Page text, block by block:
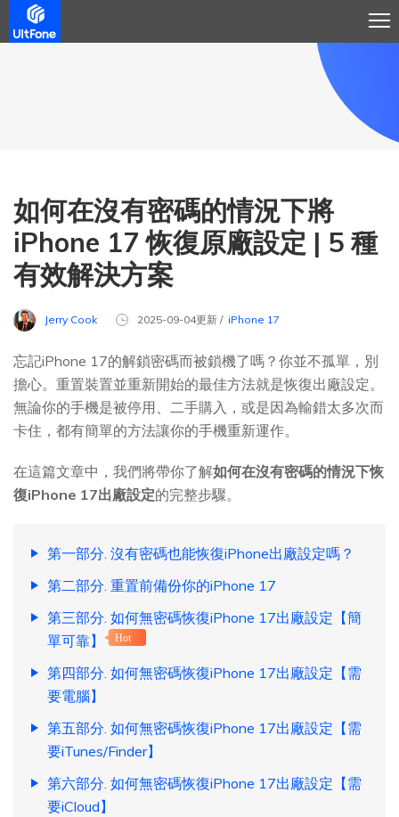
如何在沒有密碼的情況下將
iPhone 17 恢復原廠設定 | 5 種
有效解決方案
Jerry Cook 2025-09-04更新 / iPhone 17
忘記iPhone 17的解鎖密碼而被鎖機了嗎？你並不孤單，別
擔心。重置裝置並重新開始的最佳方法就是恢復出廠設定。
無論你的手機是被停用、二手購入，或是因為輸錯太多次而
卡住，都有簡單的方法讓你的手機重新運作。
在這篇文章中，我們將帶你了解如何在沒有密碼的情況下恢
復iPhone 17出廠設定的完整步驟。
第一部分. 沒有密碼也能恢復iPhone出廠設定嗎？
第二部分. 重置前備份你的iPhone 17
第三部分. 如何無密碼恢復iPhone 17出廠設定【簡
單可靠】
Hot
第四部分. 如何無密碼恢復iPhone 17出廠設定【需
要電腦】
第五部分. 如何無密碼恢復iPhone 17出廠設定【需
要iTunes/Finder】
第六部分. 如何無密碼恢復iPhone 17出廠設定【需
要iCloud】